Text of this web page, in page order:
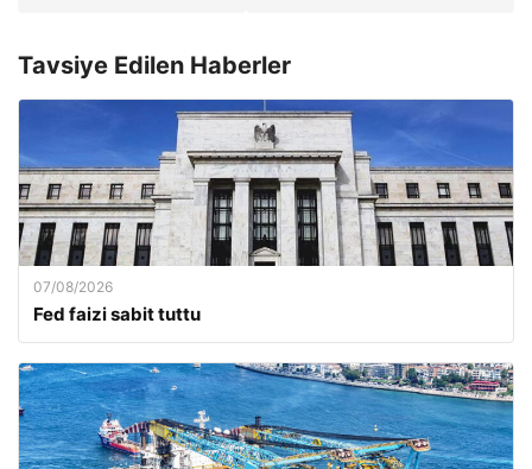
Tavsiye Edilen Haberler
07/08/2026
Fed faizi sabit tuttu